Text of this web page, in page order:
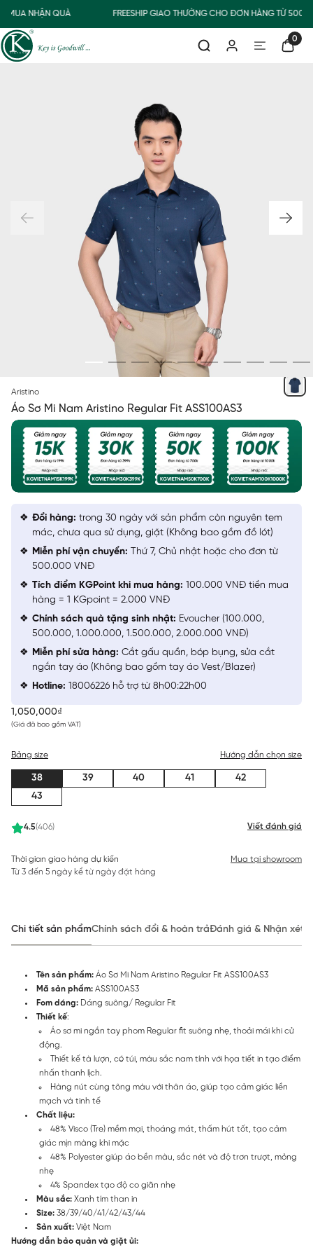
MUA NHẬN QUÀ FREESHIP GIAO THƯỜNG CHO ĐƠN HÀNG TỪ
0
Aristino
Áo Sơ Mi Nam Aristino Regular Fit ASS100AS3
1,050,000₫
(Giá đã bao gồm VAT)
4.5(406) Viết đánh giá
Bảng size Hướng dẫn chọn size
38 39 40 41
42
43
Thời gian giao hàng dự kiến
Từ 3 đến 5 ngày kể từ ngày đặt hàng
Mua tại showroom
Đổi hàng: trong 30 ngày với sản phẩm còn nguyên tem
mác, chưa qua sử dụng, giặt (Không bao gồm đồ lót)
Miễn phí vận chuyển: Thứ 7, Chủ nhật hoặc cho đơn từ
500.000 VNĐ
Tích điểm KGPoint khi mua hàng: 100.000 VNĐ tiền mua
hàng = 1 KGpoint = 2.000 VNĐ
Chính sách quà tặng sinh nhật: Evoucher (100.000,
500.000, 1.000.000, 1.500.000, 2.000.000 VNĐ)
Miễn phí sửa hàng: Cắt gấu quần, bóp bụng, sửa cắt
ngắn tay áo (Không bao gồm tay áo Vest/Blazer)
Hotline: 18006226 hỗ trợ từ 8h00:22h00
Chi tiết sản phẩmChính sách đổi & hoàn trảĐánh giá & Nhận xét
Tên sản phẩm: Áo Sơ Mi Nam Aristino Regular Fit ASS100AS3
Mã sản phẩm: ASS100AS3
Fom dáng: Dáng suông/ Regular Fit
Thiết kế:
Áo sơ mi ngắn tay phom Regular fit suông nhẹ, thoải mái khi cử
động.
Thiết kế tà lượn, có túi, màu sắc nam tính với họa tiết in tạo điểm
nhấn thanh lịch.
Hàng nút cùng tông màu với thân áo, giúp tạo cảm giác liền
mạch và tinh tế
Chất liệu:
48% Visco (Tre) mềm mại, thoáng mát, thấm hút tốt, tạo cảm
giác mịn màng khi mặc
48% Polyester giúp áo bền màu, sắc nét và độ trơn trượt, mỏng
nhẹ
4% Spandex tạo độ co giãn nhẹ
Màu sắc: Xanh tím than in
Size: 38/39/40/41/42/43/44
Sản xuất: Việt Nam
Hướng dẫn bảo quản và giặt ủi: